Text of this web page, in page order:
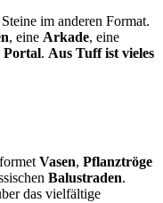
im anderen Format.
, eine Arkade, eine
Portal. Aus Tuff ist vieles
Vasen, Pflanztröge
Balustraden.
das vielfältige